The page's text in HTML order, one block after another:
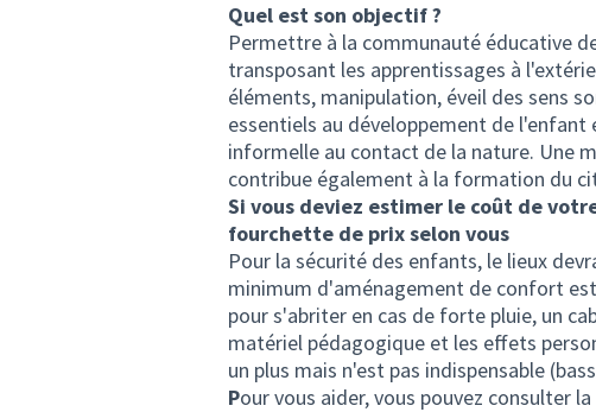
Quel est son objectif ?
Permettre à la communauté éducative
transposant les apprentissages à
éléments, manipulation, éveil des sens
essentiels au développement de
informelle au contact de la nature. Une
contribue également à la formation du
Si vous deviez estimer le coût de
fourchette de prix selon vous
Pour la sécurité des enfants, le lieux
minimum d'aménagement de confort
pour s'abriter en cas de forte pluie, un
matériel pédagogique et les effets
un plus mais n'est pas indispensable
Pour vous aider, vous pouvez consulter la